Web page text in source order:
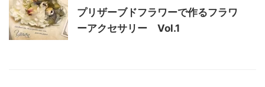
プリザーブドフラワーで作るフラワ
ーアクセサリー Vol.1